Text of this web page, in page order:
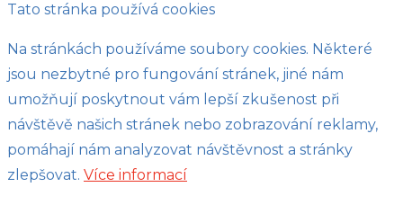
Tato stránka používá cookies
Na stránkách používáme soubory cookies. Některé
jsou nezbytné pro fungování stránek, jiné nám
umožňují poskytnout vám lepší zkušenost při
návštěvě našich stránek nebo zobrazování reklamy,
pomáhají nám analyzovat návštěvnost a stránky
zlepšovat. Více informací